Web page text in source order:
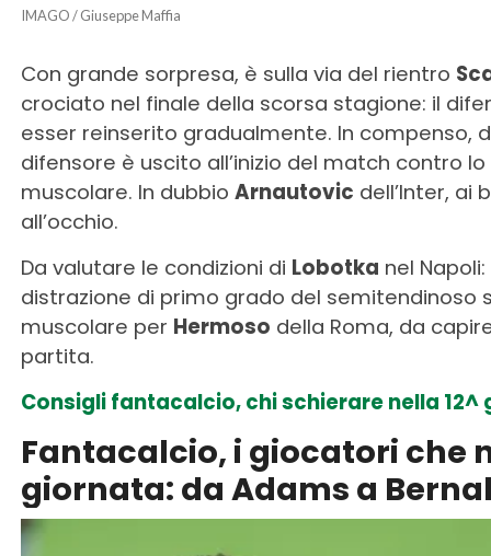
IMAGO / Giuseppe Maffia
Con grande sorpresa, è sulla via del rientro
crociato nel finale della scorsa stagione: il
esser reinserito gradualmente. In compenso,
difensore è uscito all’inizio del match contro
muscolare. In dubbio Arnautovic dell’Inter, ai
all’occhio.
Da valutare le condizioni di Lobotka nel
distrazione di primo grado del semitendinoso
muscolare per Hermoso della Roma, da
partita.
Consigli fantacalcio, chi schierare nella 12^
Fantacalcio, i giocatori che
giornata: da Adams a